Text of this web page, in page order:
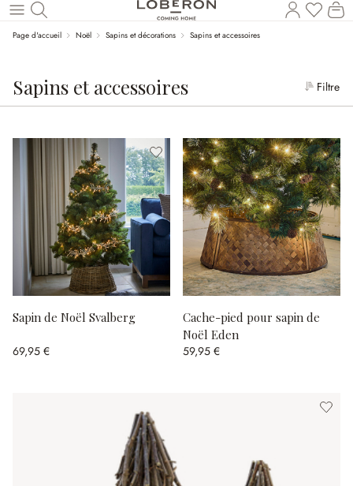
Revenir au contenu principal
Page d'accueil Noël Sapins et décorations Sapins et accessoires
Sapins et accessoires Filtre
Sapin de Noël Svalberg
69,95 €
Cache-pied pour sapin de
Noël Eden
59,95 €